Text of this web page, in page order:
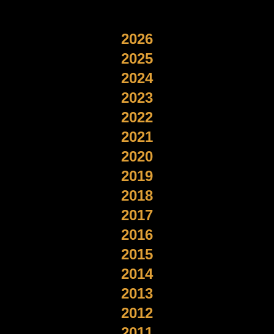
2026
2025
2024
2023
2022
2021
2020
2019
2018
2017
2016
2015
2014
2013
2012